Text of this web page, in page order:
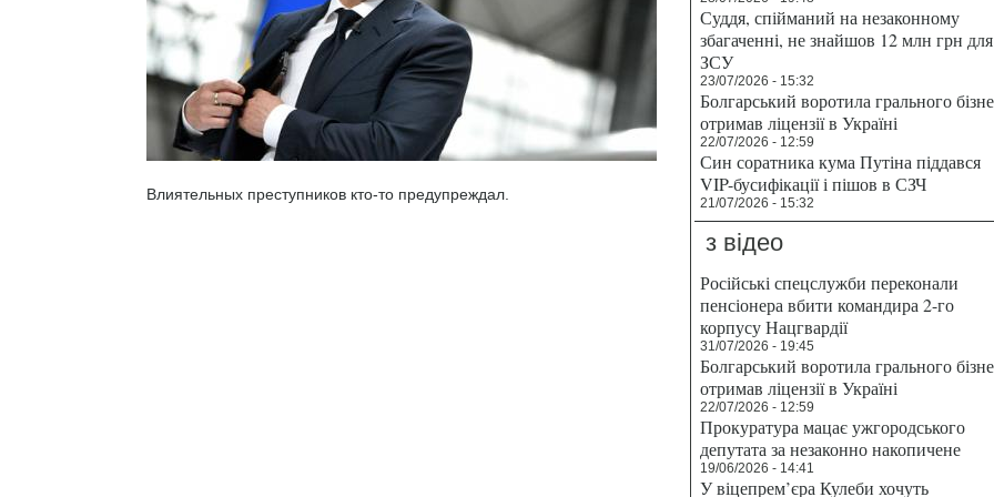
Влиятельных преступников кто-то предупреждал.
Суддя, спійманий на незаконному
збагаченні, не знайшов 12 млн грн для
ЗСУ
23/07/2026 - 15:32
Болгарський воротила грального
отримав ліцензії в Україні
22/07/2026 - 12:59
Син соратника кума Путіна піддався
VIP-бусифікації і пішов в СЗЧ
21/07/2026 - 15:32
з відео
Російські спецслужби переконали
пенсіонера вбити командира 2-го
корпусу Нацгвардії
31/07/2026 - 19:45
Болгарський воротила грального
отримав ліцензії в Україні
22/07/2026 - 12:59
Прокуратура мацає ужгородського
депутата за незаконно накопичене
19/06/2026 - 14:41
У віцепрем’єра Кулеби хочуть